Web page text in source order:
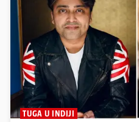
TUGA U INDIJI